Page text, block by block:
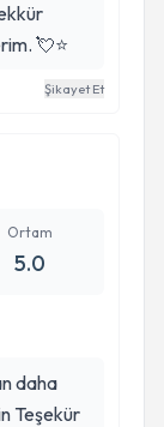
💘⭐️
Şikayet Et
Ortam
5.0
daha
Teşekür